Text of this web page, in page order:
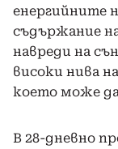
енергийните
съдържание
навреди на
високи нива
което може
В 28-дневно